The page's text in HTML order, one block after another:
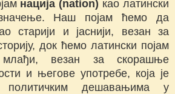
нација (nation) као латински
Наш појам ћемо да
старији и јаснији, везан за
док ћемо латински појам
млађи, везан за скорашње
и његове употребе, која је
политичким дешавањима у